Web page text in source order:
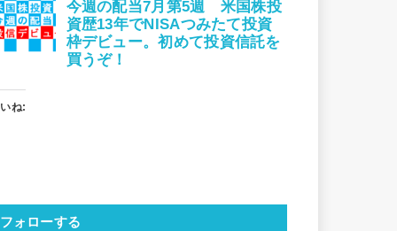
ね:
フォローする